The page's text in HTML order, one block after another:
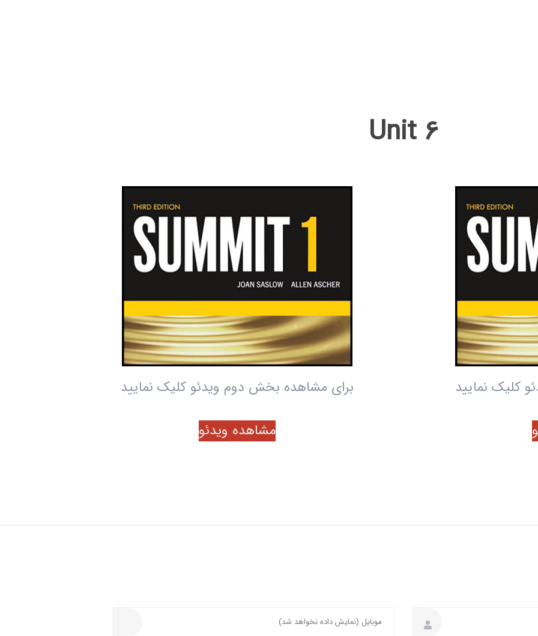
Unit 6
برای مشاهده بخش دوم ویدئو کلیک نمایید
مشاهده ویدئو
کلیک نمایید